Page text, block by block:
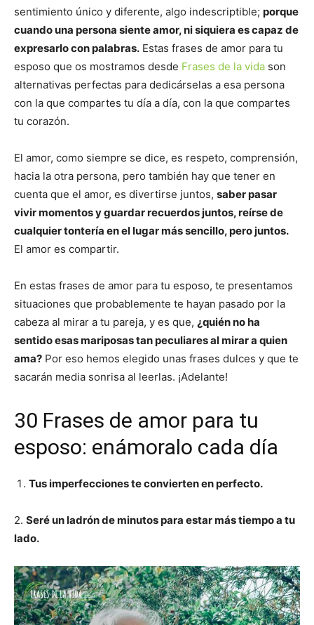
sentimiento único y diferente, algo indescriptible; porque
cuando una persona siente amor, ni siquiera es capaz de
expresarlo con palabras. Estas frases de amor para tu
esposo que os mostramos desde Frases de la vida son
alternativas perfectas para dedicárselas a esa persona
con la que compartes tu día a día, con la que compartes
tu corazón.
El amor, como siempre se dice, es respeto, comprensión,
hacia la otra persona, pero también hay que tener en
cuenta que el amor, es divertirse juntos, saber pasar
vivir momentos y guardar recuerdos juntos, reírse de
cualquier tontería en el lugar más sencillo, pero juntos.
El amor es compartir.
En estas frases de amor para tu esposo, te presentamos
situaciones que probablemente te hayan pasado por la
cabeza al mirar a tu pareja, y es que, ¿quién no ha
sentido esas mariposas tan peculiares al mirar a quien
ama? Por eso hemos elegido unas frases dulces y que te
sacarán media sonrisa al leerlas. ¡Adelante!
30 Frases de amor para tu
esposo: enámoralo cada día
Tus imperfecciones te convierten en perfecto.
2. Seré un ladrón de minutos para estar más tiempo a tu
lado.